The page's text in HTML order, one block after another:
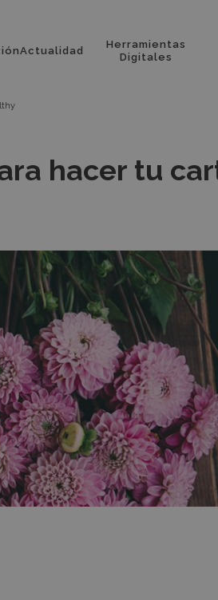
Actualidad
Herramientas
Digitales
hacer tu